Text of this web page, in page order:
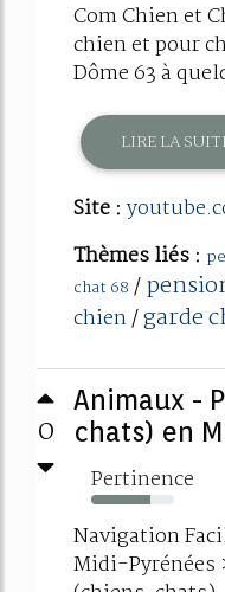
Com Chien et
chien et pour
Dôme 63 à
LIRE LA
Site :
Thèmes liés :
chat 68 /
chien/garde
0
Animaux -
chats) en
Pertinence
72%
Navigation
Midi-Pyrénées